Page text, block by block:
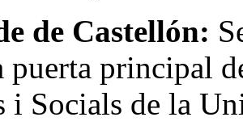
de Castellón:
puerta principal
i Socials de la